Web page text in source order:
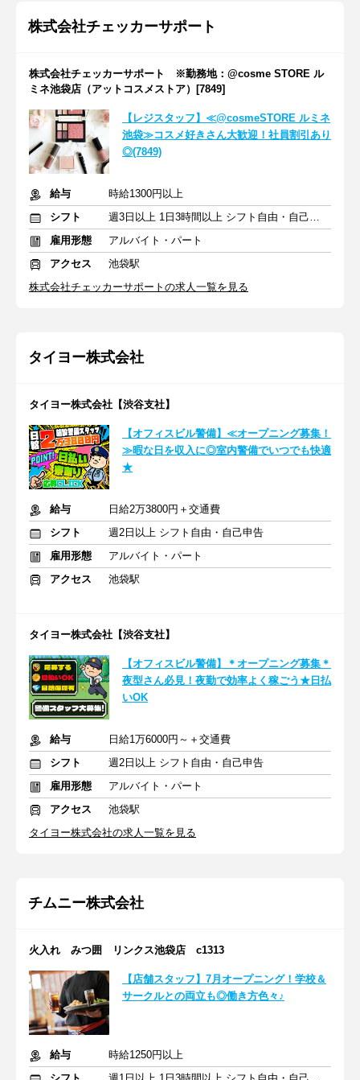
株式会社チェッカーサポート
株式会社チェッカーサポート ※勤務地：@cosme STORE ル
ミネ池袋店（アットコスメストア）[7849]
【レジスタッフ】≪@cosmeSTORE ルミネ
池袋≫コスメ好きさん大歓迎！社員割引あり
◎(7849)
給与
時給1300円以上
シフト
週3日以上 1日3時間以上 シフト自由・自己申告
雇用形態
アルバイト・パート
アクセス
池袋駅
株式会社チェッカーサポートの求人一覧を見る
タイヨー株式会社
タイヨー株式会社【渋谷支社】
【オフィスビル警備】≪オープニング募集！
≫暇な日を収入に◎室内警備でいつでも快適
★
給与
日給2万3800円＋交通費
シフト
週2日以上 シフト自由・自己申告
雇用形態
アルバイト・パート
アクセス
池袋駅
タイヨー株式会社【渋谷支社】
【オフィスビル警備】＊オープニング募集＊
夜型さん必見！夜勤で効率よく稼ごう★日払
いOK
給与
日給1万6000円～＋交通費
シフト
週2日以上 シフト自由・自己申告
雇用形態
アルバイト・パート
アクセス
池袋駅
タイヨー株式会社の求人一覧を見る
チムニー株式会社
火入れ みつ囲 リンクス池袋店 c1313
【店舗スタッフ】7月オープニング！学校＆
サークルとの両立も◎働き方色々♪
給与
時給1250円以上